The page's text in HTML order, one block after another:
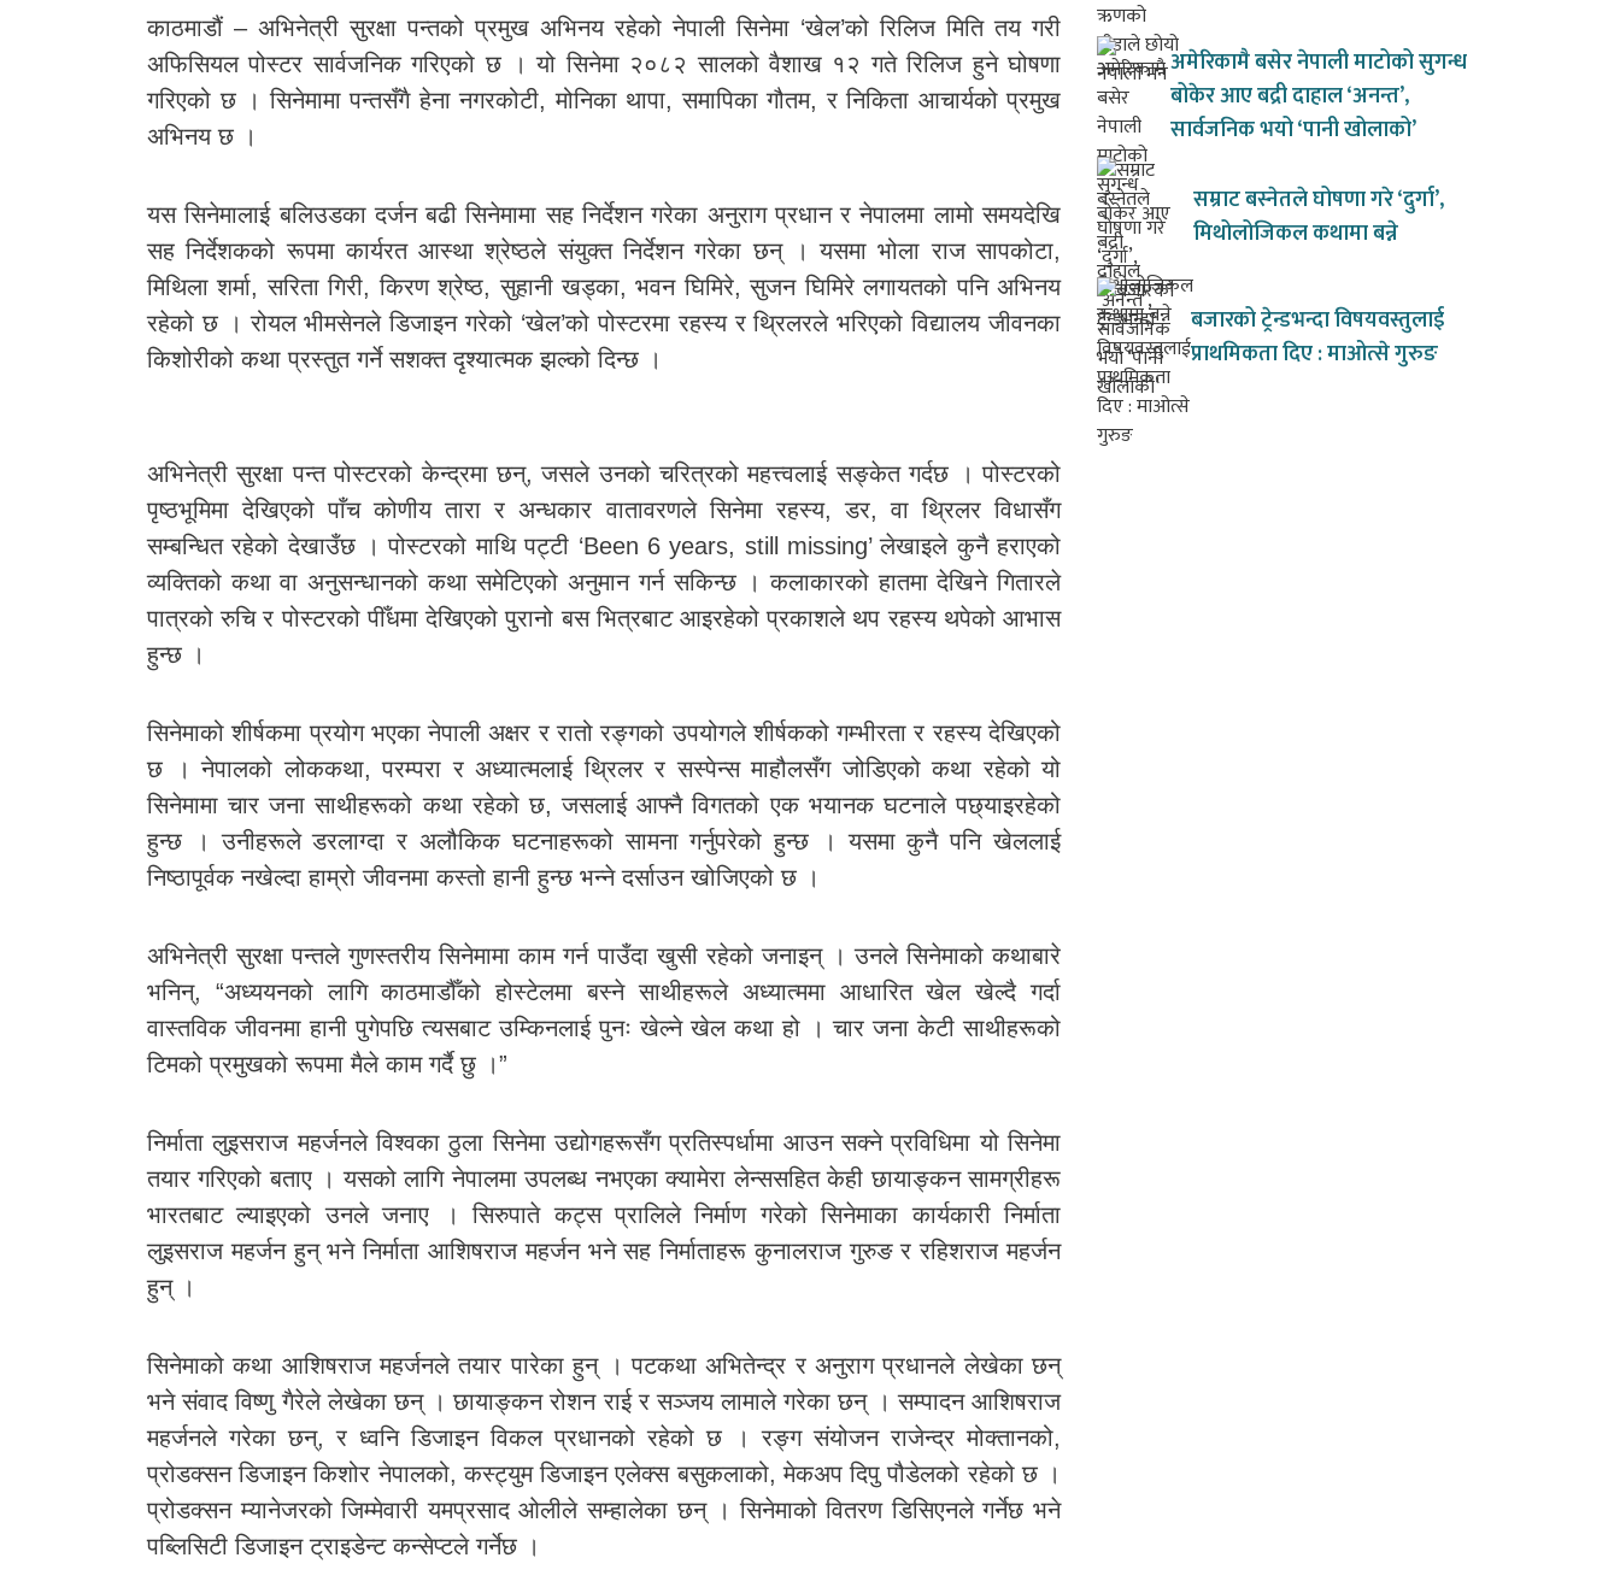
काठमाडौं – अभिनेत्री सुरक्षा पन्तको प्रमुख अभिनय रहेको नेपाली सिनेमा ‘खेल’को रिलिज मिति तय गरी
अफिसियल पोस्टर सार्वजनिक गरिएको छ । यो सिनेमा २०८२ सालको वैशाख १२ गते रिलिज हुने घोषणा
गरिएको छ । सिनेमामा पन्तसँगै हेना नगरकोटी, मोनिका थापा, समापिका गौतम, र निकिता आचार्यको प्रमुख
अभिनय छ ।
यस सिनेमालाई बलिउडका दर्जन बढी सिनेमामा सह निर्देशन गरेका अनुराग प्रधान र नेपालमा लामो समयदेखि
सह निर्देशकको रूपमा कार्यरत आस्था श्रेष्ठले संयुक्त निर्देशन गरेका छन् । यसमा भोला राज सापकोटा,
मिथिला शर्मा, सरिता गिरी, किरण श्रेष्ठ, सुहानी खड्का, भवन घिमिरे, सुजन घिमिरे लगायतको पनि अभिनय
रहेको छ । रोयल भीमसेनले डिजाइन गरेको ‘खेल’को पोस्टरमा रहस्य र थ्रिलरले भरिएको विद्यालय जीवनका
किशोरीको कथा प्रस्तुत गर्ने सशक्त दृश्यात्मक झल्को दिन्छ ।
अभिनेत्री सुरक्षा पन्त पोस्टरको केन्द्रमा छन्, जसले उनको चरित्रको महत्त्वलाई सङ्केत गर्दछ । पोस्टरको
पृष्ठभूमिमा देखिएको पाँच कोणीय तारा र अन्धकार वातावरणले सिनेमा रहस्य, डर, वा थ्रिलर विधासँग
सम्बन्धित रहेको देखाउँछ । पोस्टरको माथि पट्टी ‘Been 6 years, still missing’ लेखाइले कुनै हराएको
व्यक्तिको कथा वा अनुसन्धानको कथा समेटिएको अनुमान गर्न सकिन्छ । कलाकारको हातमा देखिने गितारले
पात्रको रुचि र पोस्टरको पीँधमा देखिएको पुरानो बस भित्रबाट आइरहेको प्रकाशले थप रहस्य थपेको आभास
हुन्छ ।
सिनेमाको शीर्षकमा प्रयोग भएका नेपाली अक्षर र रातो रङ्गको उपयोगले शीर्षकको गम्भीरता र रहस्य देखिएको
छ । नेपालको लोककथा, परम्परा र अध्यात्मलाई थ्रिलर र सस्पेन्स माहौलसँग जोडिएको कथा रहेको यो
सिनेमामा चार जना साथीहरूको कथा रहेको छ, जसलाई आफ्नै विगतको एक भयानक घटनाले पछ्याइरहेको
हुन्छ । उनीहरूले डरलाग्दा र अलौकिक घटनाहरूको सामना गर्नुपरेको हुन्छ । यसमा कुनै पनि खेललाई
निष्ठापूर्वक नखेल्दा हाम्रो जीवनमा कस्तो हानी हुन्छ भन्ने दर्साउन खोजिएको छ ।
अभिनेत्री सुरक्षा पन्तले गुणस्तरीय सिनेमामा काम गर्न पाउँदा खुसी रहेको जनाइन् । उनले सिनेमाको कथाबारे
भनिन्, “अध्ययनको लागि काठमाडौँको होस्टेलमा बस्ने साथीहरूले अध्यात्ममा आधारित खेल खेल्दै गर्दा
वास्तविक जीवनमा हानी पुगेपछि त्यसबाट उम्किनलाई पुनः खेल्ने खेल कथा हो । चार जना केटी साथीहरूको
टिमको प्रमुखको रूपमा मैले काम गर्दै छु ।”
निर्माता लुइसराज महर्जनले विश्वका ठुला सिनेमा उद्योगहरूसँग प्रतिस्पर्धामा आउन सक्ने प्रविधिमा यो सिनेमा
तयार गरिएको बताए । यसको लागि नेपालमा उपलब्ध नभएका क्यामेरा लेन्ससहित केही छायाङ्कन सामग्रीहरू
भारतबाट ल्याइएको उनले जनाए । सिरुपाते कट्स प्रालिले निर्माण गरेको सिनेमाका कार्यकारी निर्माता
लुइसराज महर्जन हुन् भने निर्माता आशिषराज महर्जन भने सह निर्माताहरू कुनालराज गुरुङ र रहिशराज महर्जन
हुन् ।
सिनेमाको कथा आशिषराज महर्जनले तयार पारेका हुन् । पटकथा अभितेन्द्र र अनुराग प्रधानले लेखेका छन्
भने संवाद विष्णु गैरेले लेखेका छन् । छायाङ्कन रोशन राई र सञ्जय लामाले गरेका छन् । सम्पादन आशिषराज
महर्जनले गरेका छन्, र ध्वनि डिजाइन विकल प्रधानको रहेको छ । रङ्ग संयोजन राजेन्द्र मोक्तानको,
प्रोडक्सन डिजाइन किशोर नेपालको, कस्ट्युम डिजाइन एलेक्स बसुकलाको, मेकअप दिपु पौडेलको रहेको छ ।
प्रोडक्सन म्यानेजरको जिम्मेवारी यमप्रसाद ओलीले सम्हालेका छन् । सिनेमाको वितरण डिसिएनले गर्नेछ भने
पब्लिसिटी डिजाइन ट्राइडेन्ट कन्सेप्टले गर्नेछ ।
अमेरिकामै बसेर नेपाली माटोको सुगन्ध
बोकेर आए बद्री दाहाल ‘अनन्त’,
सार्वजनिक भयो ‘पानी खोलाको’
सम्राट बस्नेतले घोषणा गरे ‘दुर्गा’,
मिथोलोजिकल कथामा बन्ने
बजारको ट्रेन्डभन्दा विषयवस्तुलाई
प्राथमिकता दिए : माओत्से गुरुङ